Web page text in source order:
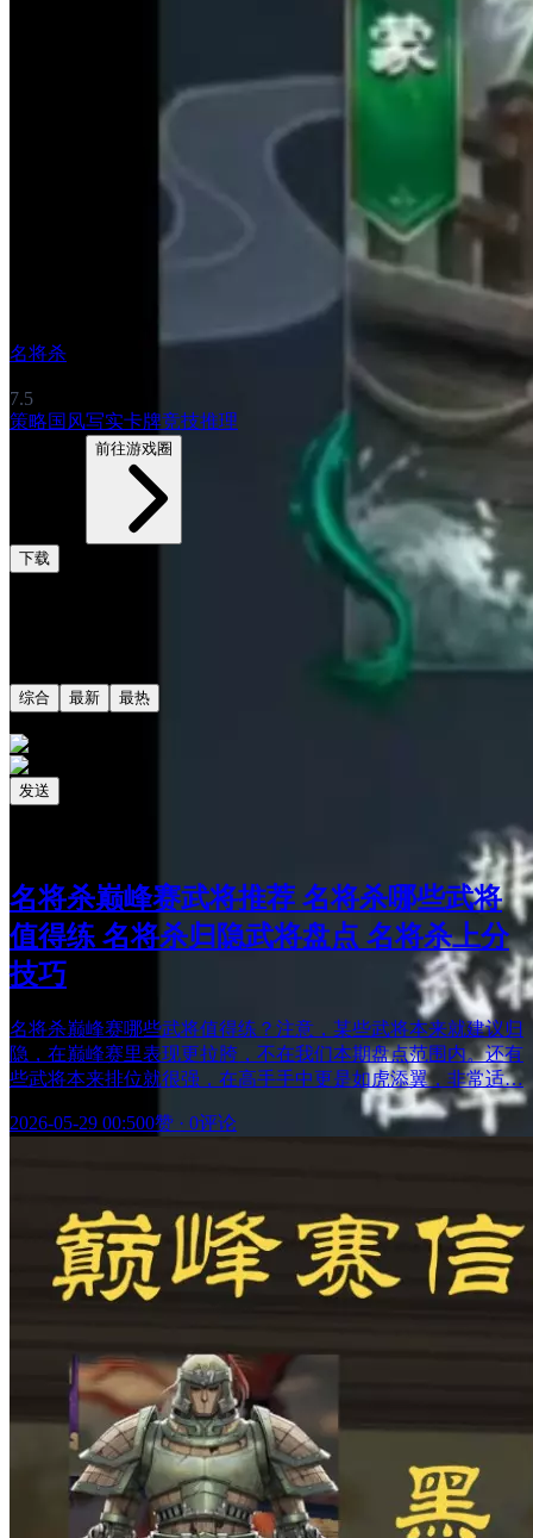
名将杀
7.5
策略国风写实卡牌竞技推理
前往游戏圈
下载
综合 最新 最热
发送
名将杀巅峰赛武将推荐 名将杀哪些武将
值得练 名将杀归隐武将盘点 名将杀上分
技巧
名将杀巅峰赛哪些武将值得练？注意，某些武将本来就建议归
隐，在巅峰赛里表现更拉胯，不在我们本期盘点范围内。还有
些武将本来排位就很强，在高手手中更是如虎添翼，非常适…
2026-05-29 00:500赞 · 0评论